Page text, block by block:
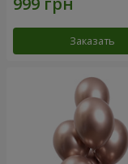
Заказать